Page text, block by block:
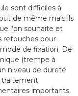
sont difficiles à
de même mais ils
l’on souhaite et
retouches pour
de fixation. De
(trempe à
niveau de dureté
traitement
importants,